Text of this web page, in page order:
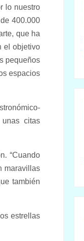
lo nuestro
400.000
que ha
el objetivo
pequeños
espacios
citas
“Cuando
maravillas
también
estrellas